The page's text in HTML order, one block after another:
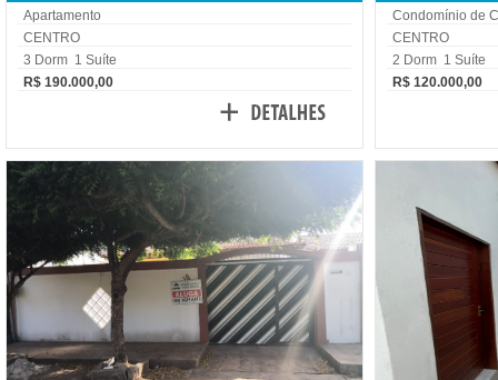
Apartamento
CENTRO
3 Dorm 1 Suíte
R$ 190.000,00
Condomínio de
CENTRO
2 Dorm 1 Suíte
R$ 120.000,00